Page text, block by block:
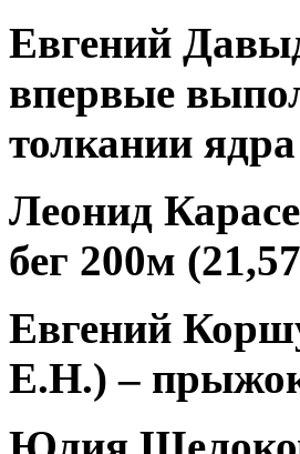
Евгений
впервые
толкании ядра
Леонид
бег 200м
Евгений
Е.Н.) –